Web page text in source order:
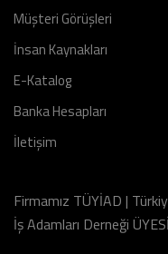
Müşteri Görüşleri
İnsan Kaynakları
E-Katalog
Banka Hesapları
İletişim
Firmamız TÜYİAD |
İş Adamları Derneği